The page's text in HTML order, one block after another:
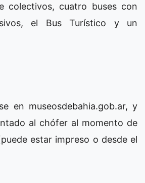
colectivos, cuatro buses con
el Bus Turístico y un
en museosdebahia.gob.ar, y
al chófer al momento de
estar impreso o desde el